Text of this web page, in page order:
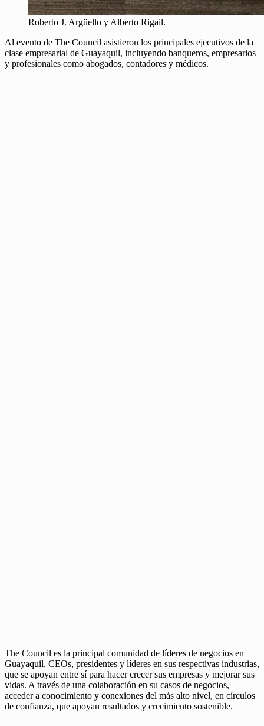
Roberto J. Argüello y Alberto Rigail.
Al evento de The Council asistieron los principales ejecutivos de la
clase empresarial de Guayaquil, incluyendo banqueros, empresarios
y profesionales como abogados, contadores y médicos.
The Council es la principal comunidad de líderes de negocios en
Guayaquil, CEOs, presidentes y líderes en sus respectivas industrias,
que se apoyan entre sí para hacer crecer sus empresas y mejorar sus
vidas. A través de una colaboración en su casos de negocios,
acceder a conocimiento y conexiones del más alto nivel, en círculos
de confianza, que apoyan resultados y crecimiento sostenible.